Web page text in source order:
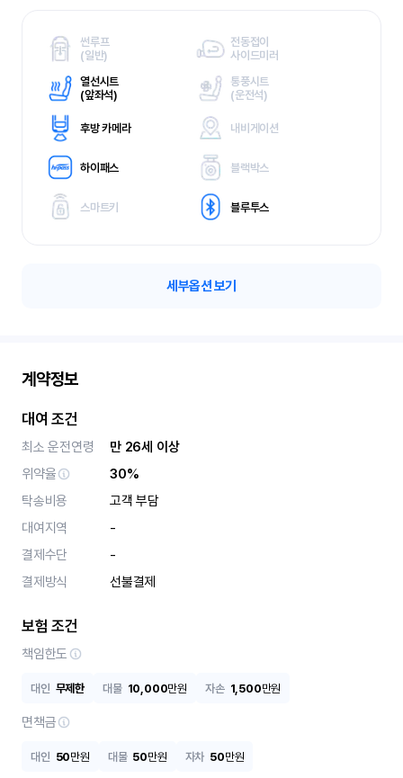
썬루프
(일반)
전동접이
사이드미러
열선시트
(앞좌석)
통풍시트
(운전석)
후방 카메라 내비게이션
하이패스 블랙박스
스마트키 블루투스
세부옵션 보기
계약정보
대여 조건
최소 운전연령
만 26세 이상
위약율
30%
탁송비용
고객 부담
대여지역
-
결제수단
-
결제방식
선불결제
보험 조건
책임한도
대인 무제한 대물 10,000만원 자손 1,500만원
면책금
대인 50만원 대물 50만원 자차 50만원